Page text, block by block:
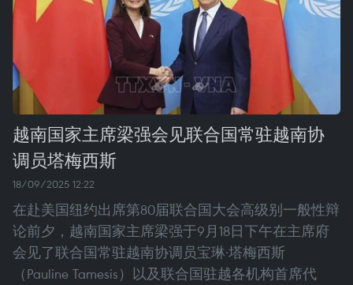
越南国家主席梁强会见联合国常驻越南协
调员塔梅西斯
18/09/2025 12:22
在赴美国纽约出席第80届联合国大会高级别一般性辩
论前夕，越南国家主席梁强于9月18日下午在主席府
会见了联合国常驻越南协调员宝琳·塔梅西斯
（Pauline Tamesis）以及联合国驻越各机构首席代